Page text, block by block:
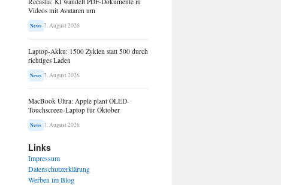
Videos mit Avataren um
News 7. August 2026
Laptop-Akku: 1500 Zyklen statt 500 durch
richtiges Laden
News 7. August 2026
MacBook Ultra: Apple plant OLED-
Touchscreen-Laptop für Oktober
News 7. August 2026
Links
Impressum
Datenschutzerklärung
Werben im Blog